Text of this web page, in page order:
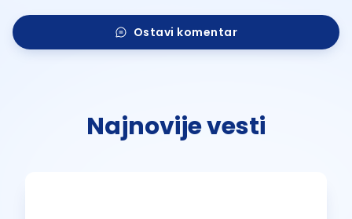
Ostavi komentar
Najnovije vesti